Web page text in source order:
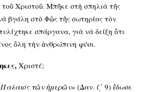
τοῦ Χριστοῦ. Μπῆκε στὴ σπηλιὰ τῆς
βγάλη στὸ Φῶς τῆς σωτηρίας τὸν
σπάργανα, γιὰ νὰ δείξη ὅτι
ὅλη τὴν ἀνθρώπινη φύσι.
Χριστέ;
Παλαιός τῶν ἡμερῶν» (Δαν. ζ΄ 9) ἔδωσε